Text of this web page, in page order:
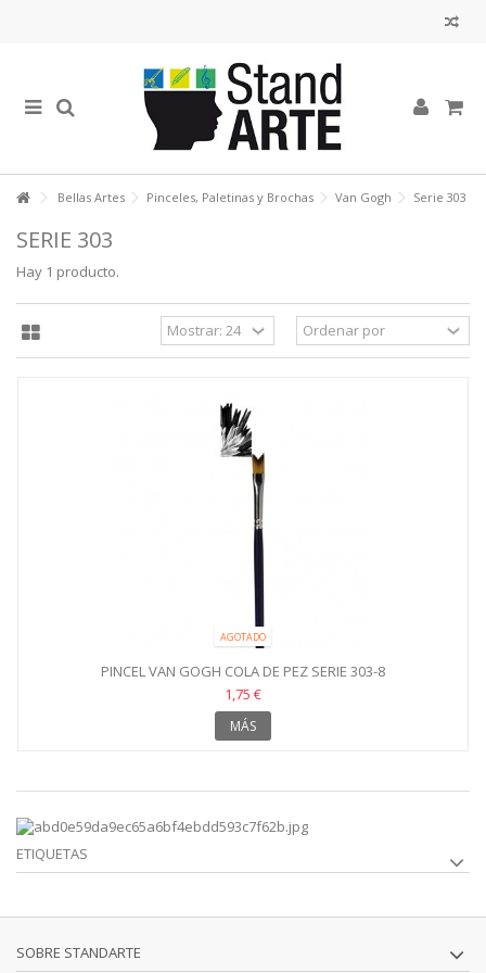
Bellas Artes Pinceles, Paletinas y Brochas Van Gogh Serie 303
SERIE 303
Hay 1 producto.
AGOTADO
PINCEL VAN GOGH COLA DE PEZ SERIE 303-8
1,75 €
MÁS
ETIQUETAS
SOBRE STANDARTE